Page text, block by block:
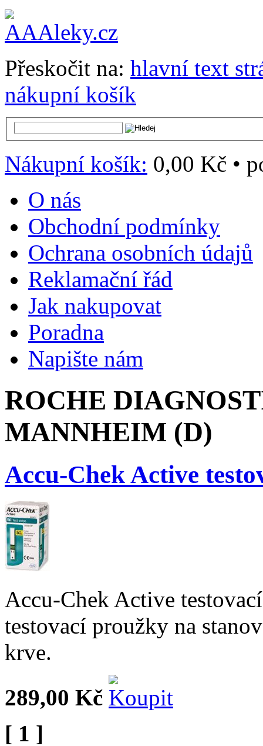
Přeskočit na: hlavní text
nákupní košík
Nákupní košík: 0,00 Kč •
O nás
Obchodní podmínky
Ochrana osobních údajů
Reklamační řád
Jak nakupovat
Poradna
Napište nám
ROCHE
MANNHEIM (D)
Accu-Chek Active
Accu-Chek Active
testovací proužky na
krve.
289,00 Kč
[ 1 ]